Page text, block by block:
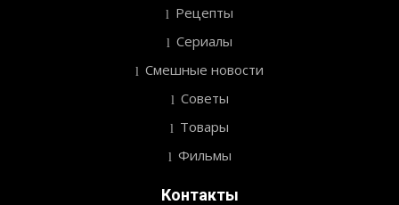
Рецепты
Сериалы
Смешные новости
Советы
Товары
Фильмы
Контакты